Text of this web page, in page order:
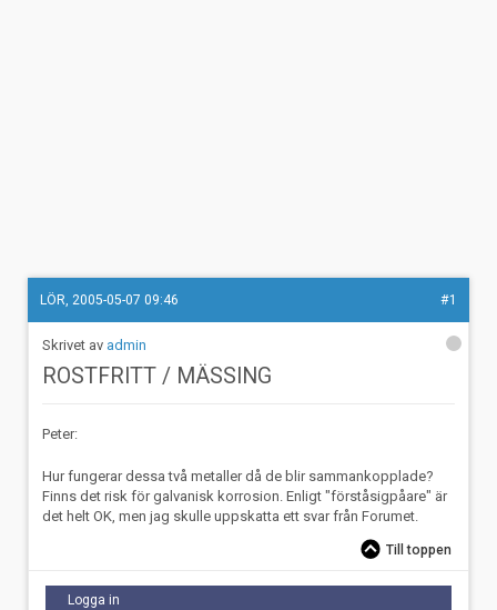
LÖR, 2005-05-07 09:46 #1
admin
ROSTFRITT / MÄSSING
Peter:
Hur fungerar dessa två metaller då de blir sammankopplade?
Finns det risk för galvanisk korrosion. Enligt "förståsigpåare" är
det helt OK, men jag skulle uppskatta ett svar från Forumet.
Till toppen
Logga in